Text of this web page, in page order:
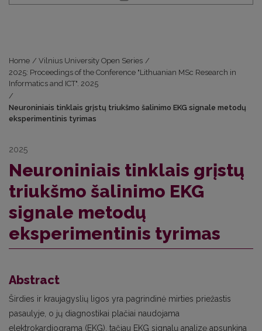
Home / Vilnius University Open Series /
2025: Proceedings of the Conference "Lithuanian MSc Research in
Informatics and ICT". 2025
/
Neuroniniais tinklais grįstų triukšmo šalinimo EKG signale metodų
eksperimentinis tyrimas
2025
Neuroniniais tinklais grįstų
triukšmo šalinimo EKG
signale metodų
eksperimentinis tyrimas
Abstract
Širdies ir kraujagyslių ligos yra pagrindinė mirties priežastis
pasaulyje, o jų diagnostikai plačiai naudojama
elektrokardiograma (EKG), tačiau EKG signalų analizę apsunkina